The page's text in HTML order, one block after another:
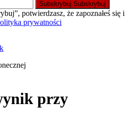
Subskrybuj Subskrybuj
potwierdzasz, że zapoznałeś się i
prywatności
przy